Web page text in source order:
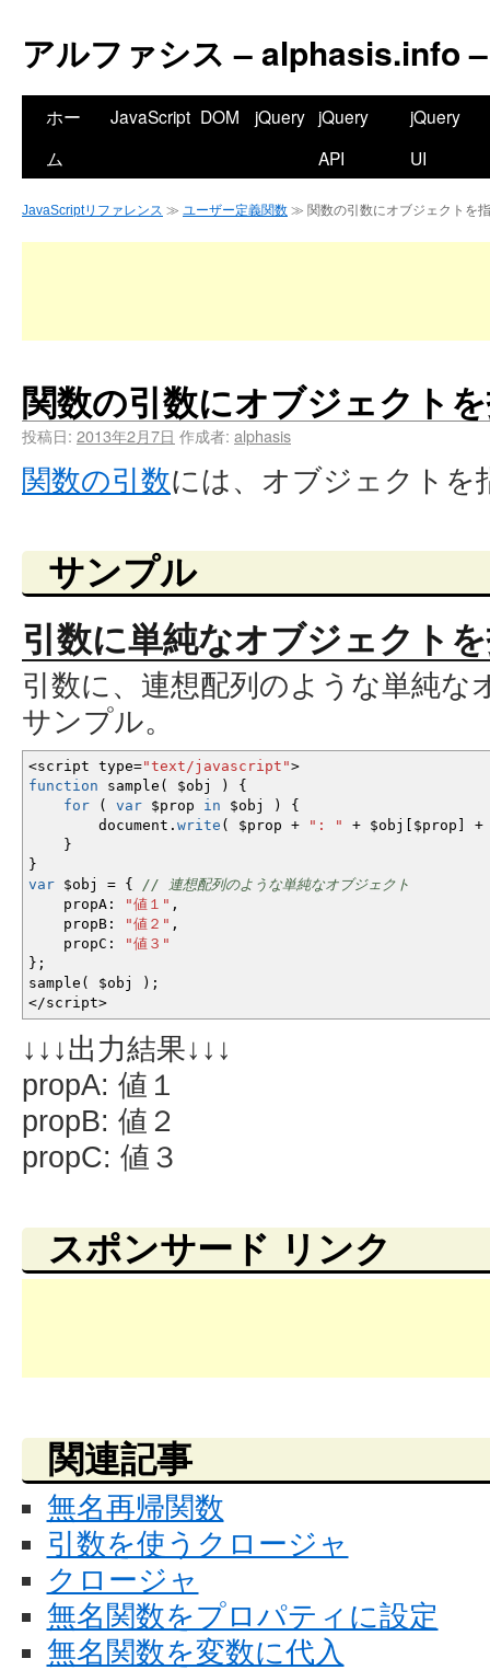
アルファシス – alphasis.info –
ホー
ム
JavaScript DOM jQuery jQuery
API
jQuery
UI
JavaScriptリファレンス ≫ ユーザー定義関数 ≫ 関数の引数にオブジェクトを
関数の引数にオブジェクト
投稿日: 2013年2月7日 作成者: alphasis
関数の引数には、オブジェクトを
サンプル
引数に単純なオブジェクト
引数に、連想配列のような単純な
サンプル。
<script type="text/javascript">
function sample ( $obj )
{
for
( var $prop in $obj )
{
document. write ( $prop + ": " + $obj $prop
+
}
}
var $obj = {
// 連想配列のような単純なオブジェクト
propA : "値１" ,
propB : "値２" ,
propC :
"値３"
} ;
sample ( $obj ) ;
</script>
↓↓↓出力結果↓↓↓
propA: 値１
propB: 値２
propC: 値３
スポンサード リンク
関連記事
無名再帰関数
引数を使うクロージャ
クロージャ
無名関数をプロパティに設定
無名関数を変数に代入